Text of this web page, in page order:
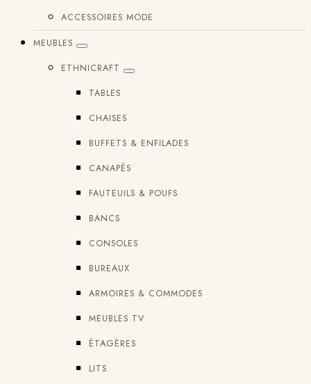
ACCESSOIRES MODE
MEUBLES
ETHNICRAFT
TABLES
CHAISES
BUFFETS & ENFILADES
CANAPÉS
FAUTEUILS & POUFS
BANCS
CONSOLES
BUREAUX
ARMOIRES & COMMODES
MEUBLES TV
ÉTAGÈRES
LITS